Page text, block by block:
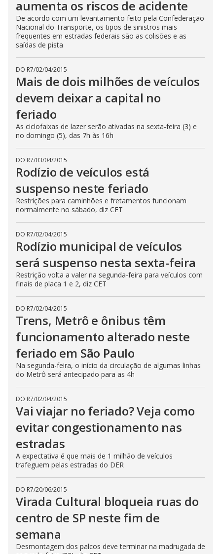
aumenta os riscos de acidente
De acordo com um levantamento feito pela Confederação
Nacional do Transporte, os tipos de sinistros mais
frequentes em estradas federais são as colisões e as
saídas de pista
DO R7/02/04/2015
Mais de dois milhões de veículos
devem deixar a capital no
feriado
As ciclofaixas de lazer serão ativadas na sexta-feira (3) e
no domingo (5), das 7h às 16h
DO R7/03/04/2015
Rodízio de veículos está
suspenso neste feriado
Restrições para caminhões e fretamentos funcionam
normalmente no sábado, diz CET
DO R7/02/04/2015
Rodízio municipal de veículos
será suspenso nesta sexta-feira
Restrição volta a valer na segunda-feira para veículos com
finais de placa 1 e 2, diz CET
DO R7/02/04/2015
Trens, Metrô e ônibus têm
funcionamento alterado neste
feriado em São Paulo
Na segunda-feira, o início da circulação de algumas linhas
do Metrô será antecipado para as 4h
DO R7/02/04/2015
Vai viajar no feriado? Veja como
evitar congestionamento nas
estradas
A expectativa é que mais de 1 milhão de veículos
trafeguem pelas estradas do DER
DO R7/20/06/2015
Virada Cultural bloqueia ruas do
centro de SP neste fim de
semana
Desmontagem dos palcos deve terminar na madrugada de